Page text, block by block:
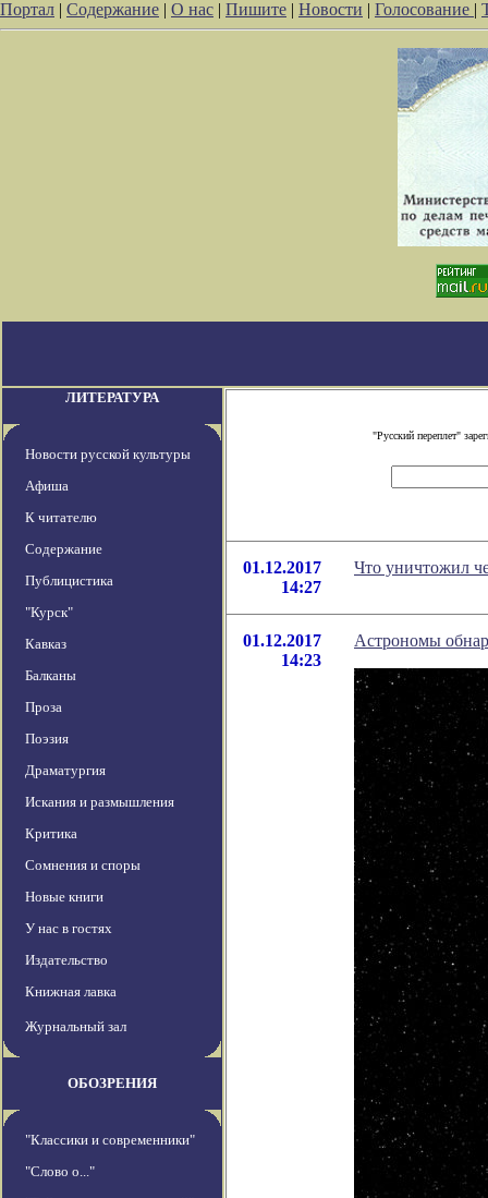
Портал | Содержание | О нас | Пишите | Новости | Голосование |
ЛИТЕРАТУРА
Новости русской культуры
Афиша
К читателю
Содержание
Публицистика
"Курск"
Кавказ
Балканы
Проза
Поэзия
Драматургия
Искания и размышления
Критика
Сомнения и споры
Новые книги
У нас в гостях
Издательство
Книжная лавка
Журнальный зал
ОБОЗРЕНИЯ
"Классики и современники"
"Слово о..."
"Русский переплет"
01.12.2017
14:27
​Что уничтожил
01.12.2017
14:23
Астрономы